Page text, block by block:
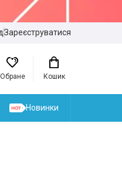
Зареєструватися
Обране Кошик
Новинки